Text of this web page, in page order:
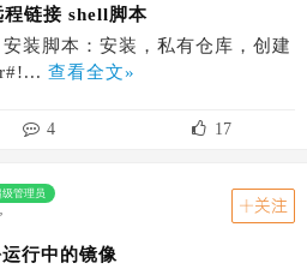
链接 shell脚本
装脚本：安装，私有仓库，创建
查看全文»
4 17
级管理员 关注
行中的镜像